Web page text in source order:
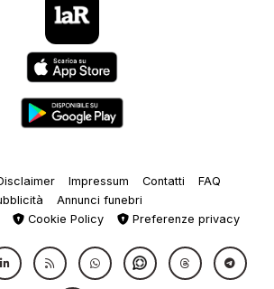
Impressum Contatti
FAQ
Annunci funebri
Cookie Policy Preferenze privacy